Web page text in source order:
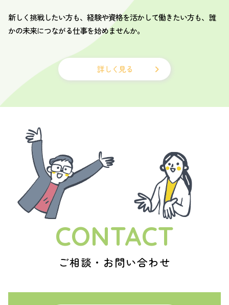
新しく挑戦したい方も、経験や資格を活かして働きたい方も、誰
かの未来につながる仕事を始めませんか。
詳しく見る
CONTACT
ご相談・お問い合わせ